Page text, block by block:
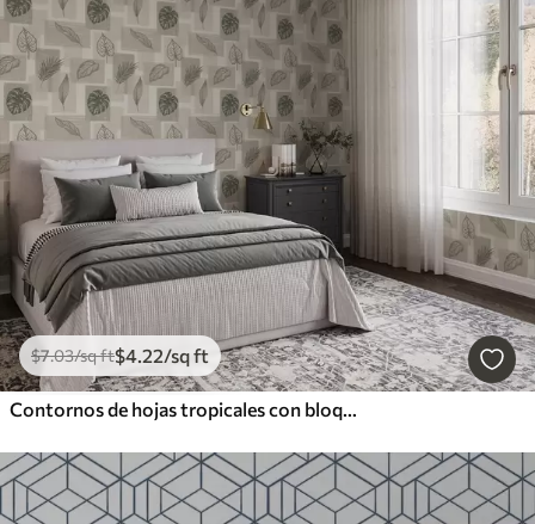
$7.03/sq ft$4.22/sq ft
Contornos de hojas tropicales con bloques geométricos